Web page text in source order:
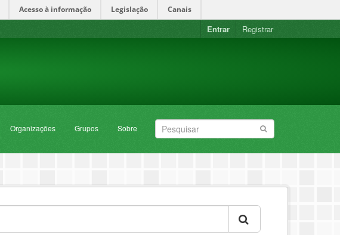
Acesso à informação Legislação Canais
Entrar Registrar
Organizações Grupos Sobre